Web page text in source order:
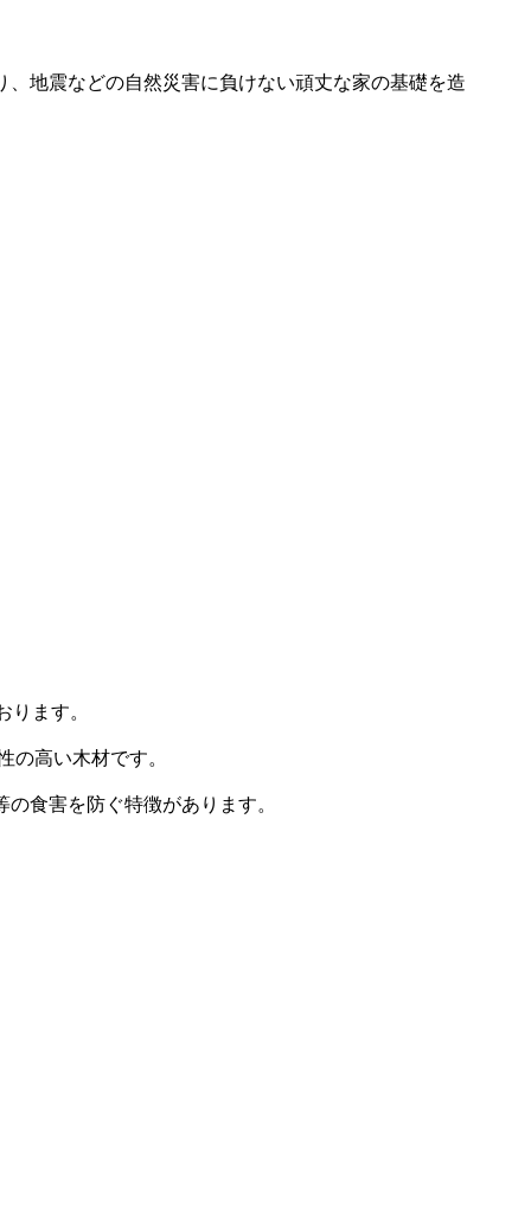
地震などの自然災害に負けない頑丈な家の基礎を造
ます。
の高い木材です。
食害を防ぐ特徴があります。